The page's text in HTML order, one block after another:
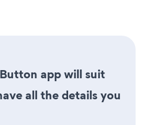
app will suit
all the details you